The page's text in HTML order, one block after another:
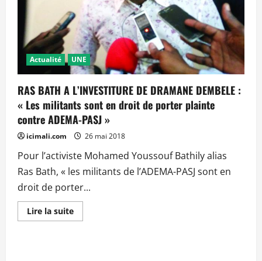
3ième
CONFERENCE
NATIONALE
DE
LA
CODEM
LE
SAMEDI
26
2018
Actualité UNE
RAS BATH A L’INVESTITURE DE DRAMANE DEMBELE :
« Les militants sont en droit de porter plainte
contre ADEMA-PASJ »
icimali.com 26 mai 2018
Pour l’activiste Mohamed Youssouf Bathily alias
Ras Bath, « les militants de l’ADEMA-PASJ sont en
droit de porter...
Lire la suiteEn
savoir